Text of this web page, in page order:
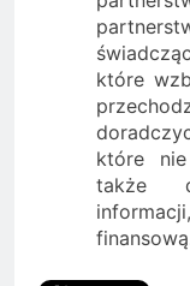
które
które
także